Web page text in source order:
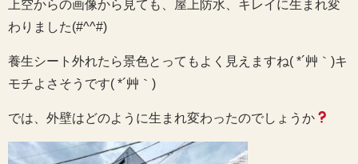
上空からの画像から見ても、屋上防水、キレイに生まれ変
わりました(#^^#)
養生シート外れたら景色とってもよく見えますね( *´艸｀)キ
モチよさそうです( *´艸｀)
では、外壁はどのように生まれ変わったのでしょうか